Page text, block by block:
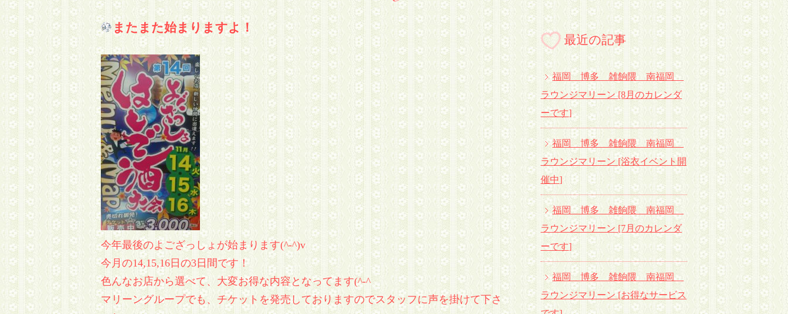
またまた始まりますよ！
今年最後のよござっしょが始まります(^-^)v
今月の14,15,16日の3日間です！
色んなお店から選べて、大変お得な内容となってます(^-^ゞ
マリーングループでも、チケットを発売しておりますのでスタッフに声を掛けて下さ
最近の記事
福岡 博多 雑餉隈 南福岡
ラウンジマリーン [8月のカレンダ
ーです]
福岡 博多 雑餉隈 南福岡
ラウンジマリーン [浴衣イベント開
催中]
福岡 博多 雑餉隈 南福岡
ラウンジマリーン [7月のカレンダ
ーです]
福岡 博多 雑餉隈 南福岡
ラウンジマリーン [お得なサービス